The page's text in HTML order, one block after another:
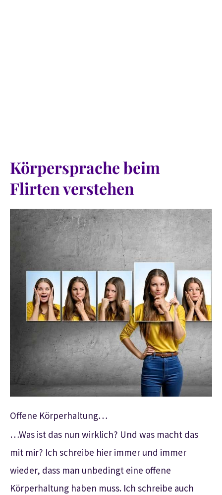
Körpersprache beim
Flirten verstehen
Offene Körperhaltung…
…Was ist das nun wirklich? Und was macht das
mit mir? Ich schreibe hier immer und immer
wieder, dass man unbedingt eine offene
Körperhaltung haben muss. Ich schreibe auch